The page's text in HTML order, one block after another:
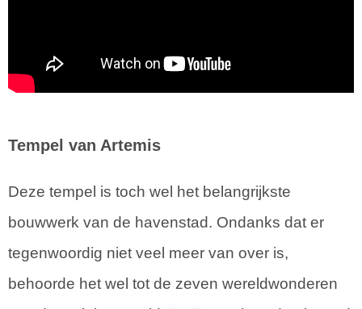
Tempel van Artemis
Deze tempel is toch wel het belangrijkste
bouwwerk van de havenstad. Ondanks dat er
tegenwoordig niet veel meer van over is,
behoorde het wel tot de zeven wereldwonderen